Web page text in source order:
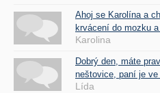
Ahoj se Karolína a
krvácení do mozku
Karolina
Dobrý den, máte
neštovice, paní je
Lída